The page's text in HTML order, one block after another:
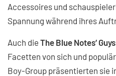
Accessoires und
Spannung während ihres
Auch die The Blue Notes‘ Guys
Facetten von sich und
Boy-Group präsentierten sie